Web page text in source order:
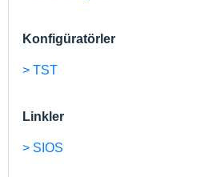
Konfigüratörler
> TST
Linkler
> SIOS